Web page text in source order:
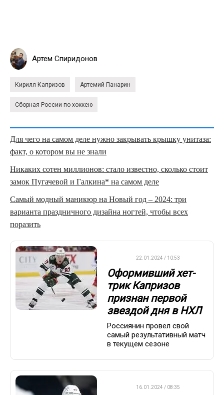
Артем Спиридонов
Кирилл Капризов Артемий Панарин
Сборная России по хоккею
Для чего на самом деле нужно закрывать крышку унитаза:
факт, о котором вы не знали
Никаких сотен миллионов: стало известно, сколько стоит
замок Пугачевой и Галкина* на самом деле
Самый модный маникюр на Новый год – 2024: три
варианта праздничного дизайна ногтей, чтобы всех
поразить
22.01.2024 / 10:53
Оформивший хет-
трик Капризов
признан первой
звездой дня в НХЛ
Россиянин провел свой
самый результативный матч
в текущем сезоне
16.01.2024 / 08:35